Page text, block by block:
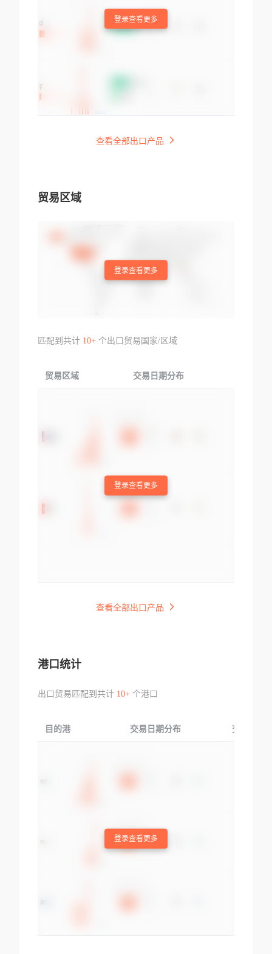
登录查看更多
查看全部出口产品
贸易区域
登录查看更多
匹配到共计 10+个出口贸易国家/区域
贸易区域 交易日期分布
登录查看更多
查看全部出口产品
港口统计
出口贸易匹配到共计 10+个港口
目的港 交易日期分布 交易产品
登录查看更多